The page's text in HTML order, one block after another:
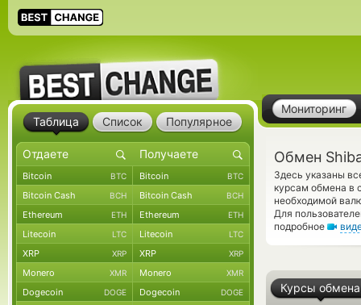
Мониторинг
Обмен
Здесь указаны
курсам обмена в
необходимой
Для
подробное
Курсы обмена
Таблица Список Популярное
Bitcoin BTC Bitcoin BTC
Bitcoin Cash BCH Bitcoin Cash BCH
Ethereum ETH Ethereum ETH
Litecoin LTC Litecoin LTC
XRP XRP XRP XRP
Monero XMR Monero XMR
Dogecoin DOGE Dogecoin DOGE